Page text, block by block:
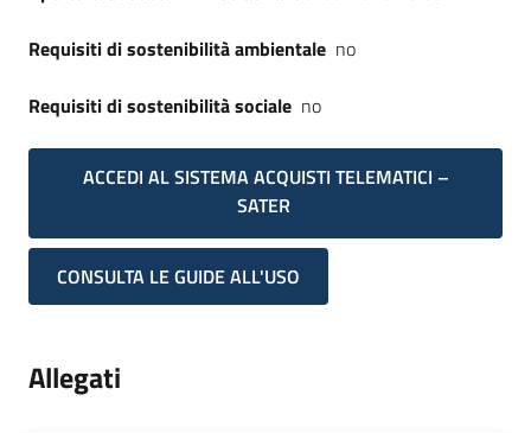
Requisiti di sostenibilità ambientale no
Requisiti di sostenibilità sociale no
ACCEDI AL SISTEMA ACQUISTI TELEMATICI –
SATER
CONSULTA LE GUIDE ALL'USO
Allegati